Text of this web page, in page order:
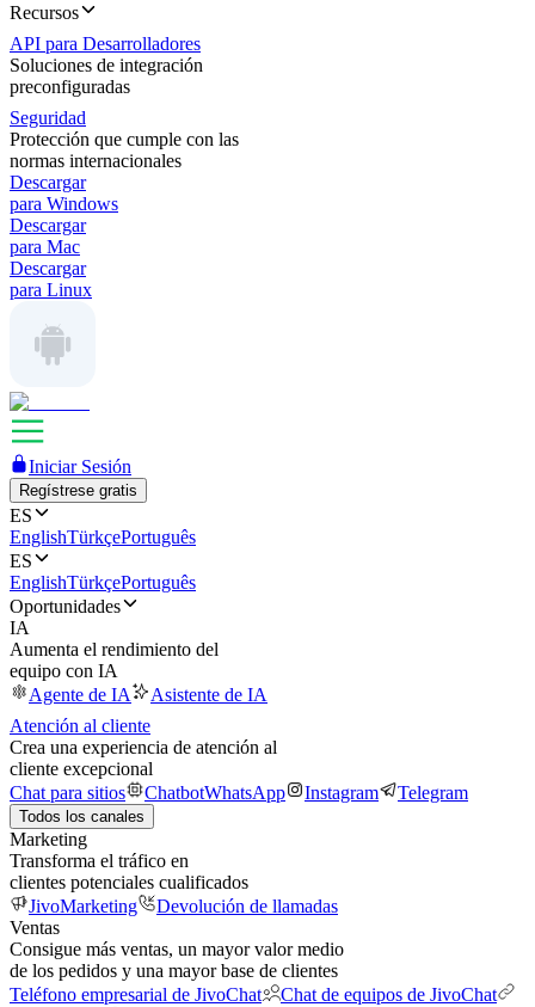
Recursos
API para Desarrolladores
Soluciones de integración
preconfiguradas
Seguridad
Protección que cumple con las
normas internacionales
Descargar
para Windows
Descargar
para Mac
Descargar
para Linux
Iniciar Sesión
Regístrese gratis
ES
EnglishTürkçePortuguês
ES
EnglishTürkçePortuguês
Oportunidades
IA
Aumenta el rendimiento del
equipo con IA
Agente de IA
Asistente de IA
Atención al cliente
Crea una experiencia de atención al
cliente excepcional
Chat para sitios
ChatbotWhatsApp Instagram Telegram
Todos los canales
Marketing
Transforma el tráfico en
clientes potenciales cualificados
JivoMarketing
Devolución de llamadas
Ventas
Consigue más ventas, un mayor valor medio
de los pedidos y una mayor base de clientes
Teléfono empresarial de JivoChat
Chat de equipos de JivoChat